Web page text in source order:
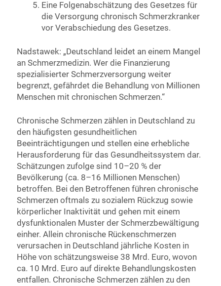
Eine Folgenabschätzung des Gesetzes für
die Versorgung chronisch Schmerzkranker
vor Verabschiedung des Gesetzes.
Nadstawek: „Deutschland leidet an einem Mangel
an Schmerzmedizin. Wer die Finanzierung
spezialisierter Schmerzversorgung weiter
begrenzt, gefährdet die Behandlung von Millionen
Menschen mit chronischen Schmerzen.“
Chronische Schmerzen zählen in Deutschland zu
den häufigsten gesundheitlichen
Beeinträchtigungen und stellen eine erhebliche
Herausforderung für das Gesundheitssystem dar.
Schätzungen zufolge sind 10–20 % der
Bevölkerung (ca. 8–16 Millionen Menschen)
betroffen. Bei den Betroffenen führen chronische
Schmerzen oftmals zu sozialem Rückzug sowie
körperlicher Inaktivität und gehen mit einem
dysfunktionalen Muster der Schmerzbewältigung
einher. Allein chronische Rückenschmerzen
verursachen in Deutschland jährliche Kosten in
Höhe von schätzungsweise 38 Mrd. Euro, wovon
ca. 10 Mrd. Euro auf direkte Behandlungskosten
entfallen. Chronische Schmerzen zählen zu den